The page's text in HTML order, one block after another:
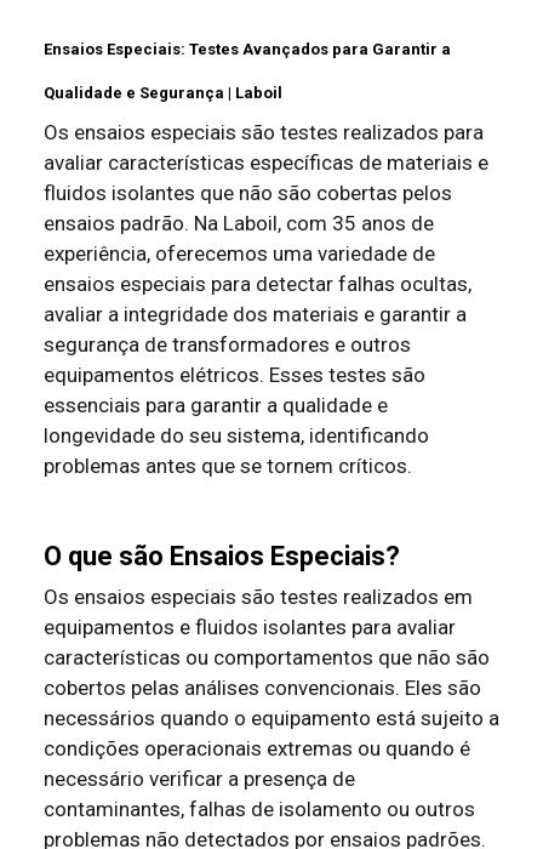
Ensaios Especiais: Testes Avançados para Garantir a
Qualidade e Segurança | Laboil
Os ensaios especiais são testes realizados para
avaliar características específicas de materiais e
fluidos isolantes que não são cobertas pelos
ensaios padrão. Na Laboil, com 35 anos de
experiência, oferecemos uma variedade de
ensaios especiais para detectar falhas ocultas,
avaliar a integridade dos materiais e garantir a
segurança de transformadores e outros
equipamentos elétricos. Esses testes são
essenciais para garantir a qualidade e
longevidade do seu sistema, identificando
problemas antes que se tornem críticos.
O que são Ensaios Especiais?
Os ensaios especiais são testes realizados em
equipamentos e fluidos isolantes para avaliar
características ou comportamentos que não são
cobertos pelas análises convencionais. Eles são
necessários quando o equipamento está sujeito a
condições operacionais extremas ou quando é
necessário verificar a presença de
contaminantes, falhas de isolamento ou outros
problemas não detectados por ensaios padrões.